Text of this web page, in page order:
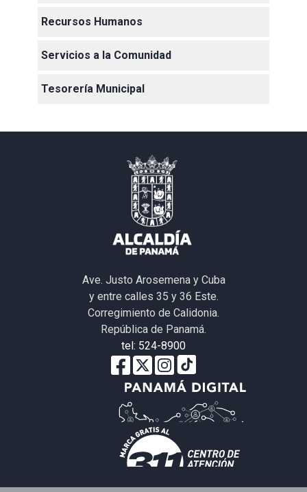
Recursos Humanos
Servicios a la Comunidad
Tesorería Municipal
Ave. Justo Arosemena y Cuba
y entre calles 35 y 36 Este.
Corregimiento de Calidonia.
República de Panamá.
tel: 524-8900